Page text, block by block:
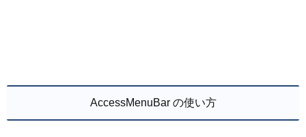
AccessMenuBar の使い方